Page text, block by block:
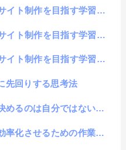
学習 #3 「初級編 : HTMLの基礎学習」
学習 #2 「Web制作に必要な共通スキル」
学習 #1 「Web制作のジャンルについて」
先回りする思考法
自分ではないかもしれない話
ための作業を図解しておくブログ